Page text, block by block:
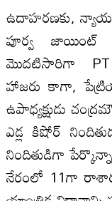
ఉదాహరణకు, న్యాయ
పూర్వ జాయింట్
మొదటిసారిగా PT
హాజరు కాగా,
ఉపాధ్యక్షుడు
ఎడ్ల కిషోర్
నిందితుడిగా
నేరంలో 11గా